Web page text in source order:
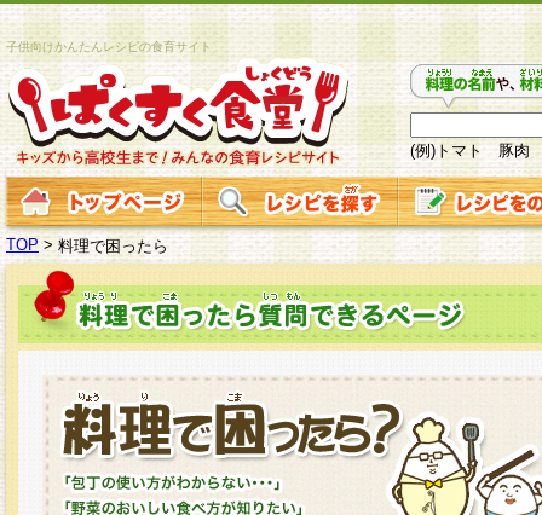
子供向けかんたんレシピの食育サイト
(例)トマト 豚肉
TOP >料理で困ったら